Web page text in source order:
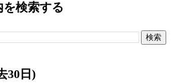
を検索する
30日)